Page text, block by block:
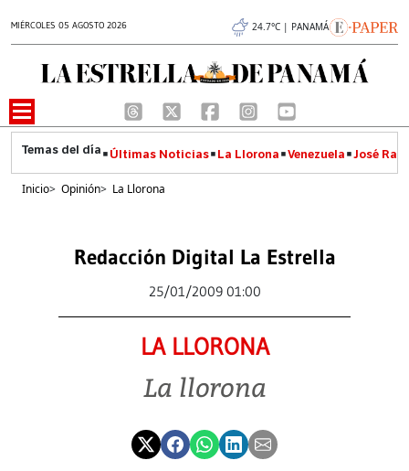
MIÉRCOLES 05 AGOSTO 2026 24.7°C | PANAMÁ
Últimas Noticias La Llorona Venezuela José
Inicio> Opinión> La Llorona
Redacción Digital La Estrella
25/01/2009 01:00
LA LLORONA
La llorona